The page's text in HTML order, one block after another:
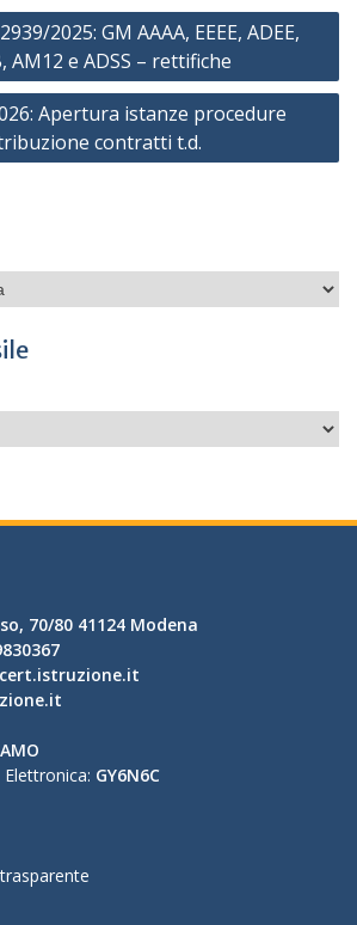
2025: GM AAAA, EEEE, ADEE,
AM12 e ADSS – rettifiche
Apertura istanze procedure
contratti t.d.
70/80 41124 Modena
GY6N6C